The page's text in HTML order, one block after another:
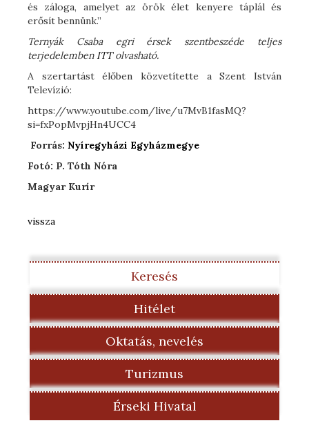
és záloga, amelyet az örök élet kenyere táplál és
erősít bennünk.”
Ternyák Csaba egri érsek szentbeszéde teljes
terjedelemben ITTolvasható.
A szertartást élőben közvetítette a Szent István
Televízió:
https://www.youtube.com/live/u7MvB1fasMQ?
si=fxPopMvpjHn4UCC4
Forrás: Nyíregyházi Egyházmegye
Fotó: P. Tóth Nóra
Magyar Kurír
vissza
Keresés
Hitélet
Oktatás, nevelés
Turizmus
Érseki Hivatal